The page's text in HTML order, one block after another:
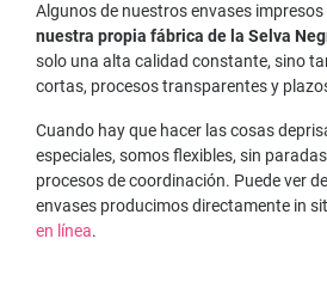
Algunos de nuestros envases impresos
nuestra propia fábrica de la Selva
solo una alta calidad constante, sino
cortas, procesos transparentes y
Cuando hay que hacer las cosas
especiales, somos flexibles, sin
procesos de coordinación. Puede ver
envases producimos directamente in
en línea.